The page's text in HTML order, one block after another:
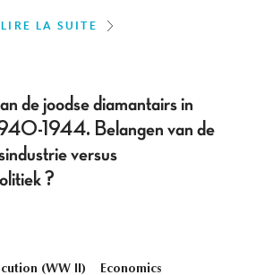
LIRE LA SUITE
de joodse diamantairs in
1944. Belangen van de
versus
?
(WW II) Economics